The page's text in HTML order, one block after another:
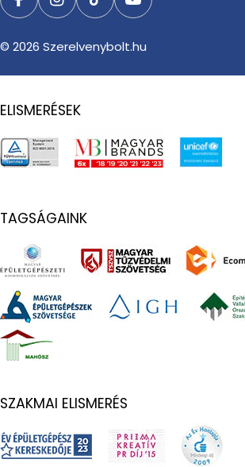
FacebookInstagram
TikTokYouTube
© 2026 Szerelvenybolt.hu
ELISMERÉSEK
TAGSÁGAINK
SZAKMAI ELISMERÉS